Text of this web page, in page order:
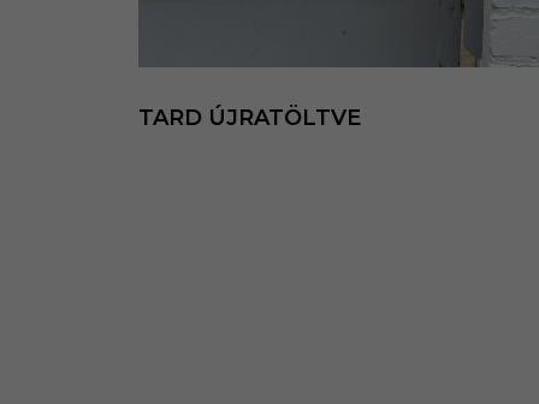
TARD ÚJRATÖLTVE